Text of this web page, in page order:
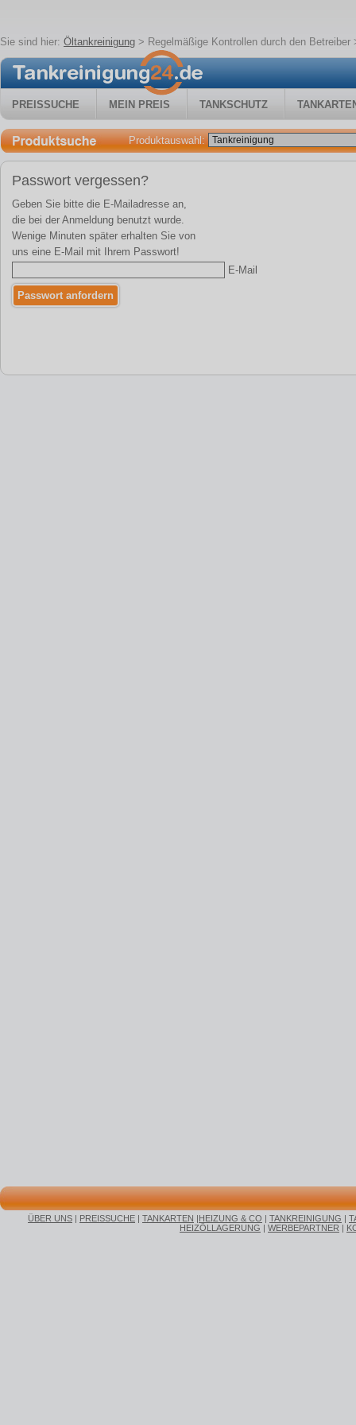
Sie sind hier: Öltankreinigung > Regelmäßige Kontrollen durch den Betreiber
PREISSUCHE MEIN PREIS TANKSCHUTZ
Produktauswahl:
Passwort vergessen?
Geben Sie bitte die E-Mailadresse an,
die bei der Anmeldung benutzt wurde.
Wenige Minuten später erhalten Sie von
uns eine E-Mail mit Ihrem Passwort!
E-Mail
ÜBER UNS | PREISSUCHE | TANKARTEN |HEIZUNG & CO | TANKREINIGUNG |
HEIZÖLLAGERUNG | WERBEPARTNER |